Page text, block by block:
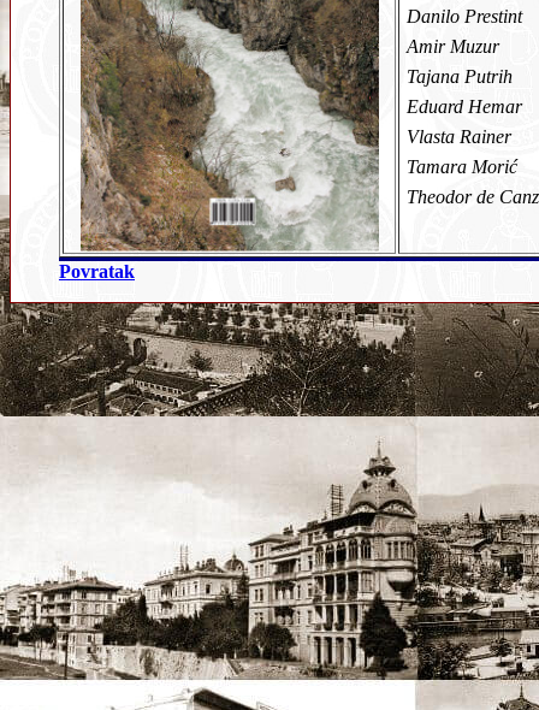
Danilo Prestint
Amir Muzur
Tajana Putrih
Eduard Hemar
Vlasta Rainer
Tamara Morić
Theodor de
Povratak